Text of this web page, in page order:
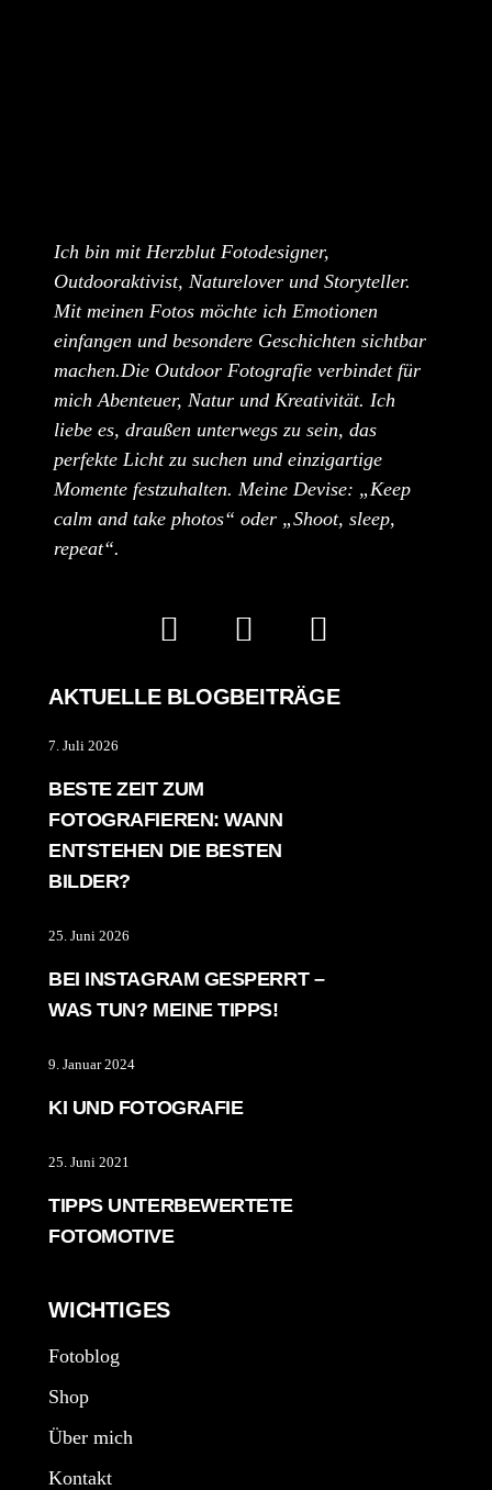
Ich bin mit Herzblut Fotodesigner,
Outdooraktivist, Naturelover und Storyteller.
Mit meinen Fotos möchte ich Emotionen
einfangen und besondere Geschichten sichtbar
machen.Die Outdoor Fotografie verbindet für
mich Abenteuer, Natur und Kreativität. Ich
liebe es, draußen unterwegs zu sein, das
perfekte Licht zu suchen und einzigartige
Momente festzuhalten. Meine Devise: „Keep
calm and take photos“ oder „Shoot, sleep,
repeat“.
AKTUELLE BLOGBEITRÄGE
7. Juli 2026
BESTE ZEIT ZUM
FOTOGRAFIEREN: WANN
ENTSTEHEN DIE BESTEN
BILDER?
25. Juni 2026
BEI INSTAGRAM GESPERRT –
WAS TUN? MEINE TIPPS!
9. Januar 2024
KI UND FOTOGRAFIE
25. Juni 2021
TIPPS UNTERBEWERTETE
FOTOMOTIVE
WICHTIGES
Fotoblog
Shop
Über mich
Kontakt